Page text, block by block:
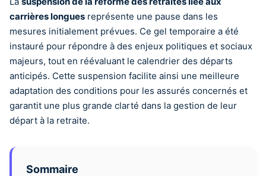
carrières longues représente une pause dans les
mesures initialement prévues. Ce gel temporaire a été
instauré pour répondre à des enjeux politiques et sociaux
majeurs, tout en réévaluant le calendrier des départs
anticipés. Cette suspension facilite ainsi une meilleure
adaptation des conditions pour les assurés concernés et
garantit une plus grande clarté dans la gestion de leur
départ à la retraite.
Sommaire